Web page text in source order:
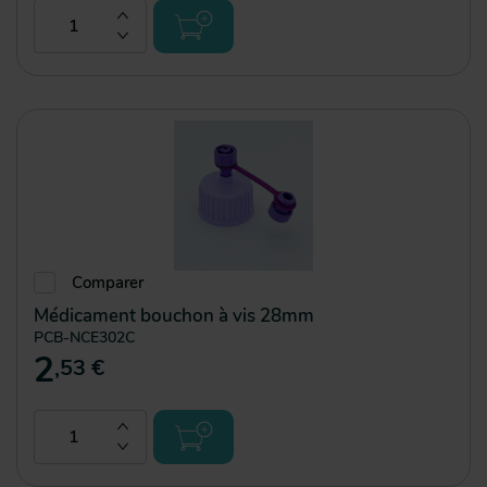
Comparer
Médicament bouchon à vis 28mm
PCB-NCE302C
2,53 €